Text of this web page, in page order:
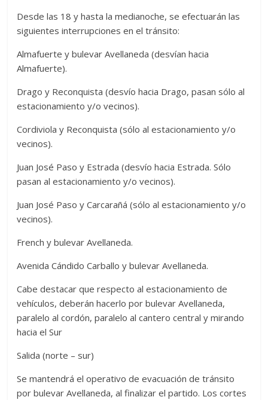
Desde las 18 y hasta la medianoche, se efectuarán las
siguientes interrupciones en el tránsito:
Almafuerte y bulevar Avellaneda (desvían hacia
Almafuerte).
Drago y Reconquista (desvío hacia Drago, pasan sólo al
estacionamiento y/o vecinos).
Cordiviola y Reconquista (sólo al estacionamiento y/o
vecinos).
Juan José Paso y Estrada (desvío hacia Estrada. Sólo
pasan al estacionamiento y/o vecinos).
Juan José Paso y Carcarañá (sólo al estacionamiento y/o
vecinos).
French y bulevar Avellaneda.
Avenida Cándido Carballo y bulevar Avellaneda.
Cabe destacar que respecto al estacionamiento de
vehículos, deberán hacerlo por bulevar Avellaneda,
paralelo al cordón, paralelo al cantero central y mirando
hacia el Sur
Salida (norte – sur)
Se mantendrá el operativo de evacuación de tránsito
por bulevar Avellaneda, al finalizar el partido. Los cortes